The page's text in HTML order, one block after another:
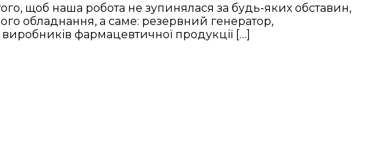
щоб наша робота не зупинялася за будь-яких обставин,
обладнання, а саме: резервний генератор,
фармацевтичної продукції […]